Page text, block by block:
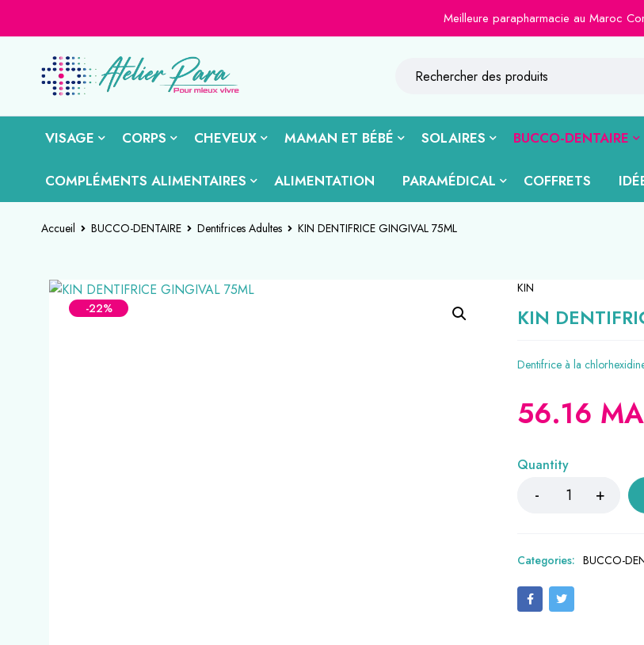
Meilleure parapharmacie au Maroc Contactez-
VISAGE CORPS CHEVEUX MAMAN ET BÉBÉ SOLAIRES BUCCO-DENTAIRE
COMPLÉMENTS ALIMENTAIRES ALIMENTATION PARAMÉDICAL COFFRETS
Accueil BUCCO-DENTAIRE Dentifrices Adultes KIN DENTIFRICE GINGIVAL 75ML
-22%
KIN
KIN
Dentifrice à la
56.16
Quantity
Categories: BUCCO-